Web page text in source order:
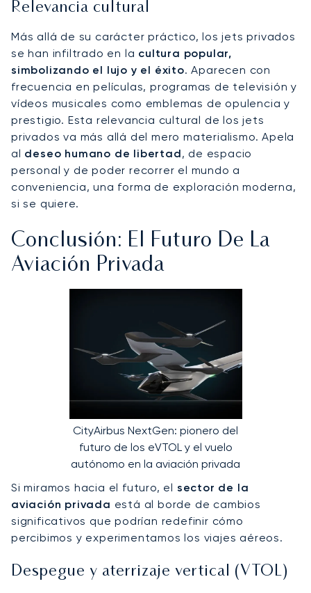
Relevancia cultural
Más allá de su carácter práctico, los jets privados
se han infiltrado en la cultura popular,
simbolizando el lujo y el éxito. Aparecen con
frecuencia en películas, programas de televisión y
vídeos musicales como emblemas de opulencia y
prestigio. Esta relevancia cultural de los jets
privados va más allá del mero materialismo. Apela
al deseo humano de libertad, de espacio
personal y de poder recorrer el mundo a
conveniencia, una forma de exploración moderna,
si se quiere.
Conclusión: El Futuro De La
Aviación Privada
CityAirbus NextGen: pionero del
futuro de los eVTOL y el vuelo
autónomo en la aviación privada
Si miramos hacia el futuro, el sector de la
aviación privada está al borde de cambios
significativos que podrían redefinir cómo
percibimos y experimentamos los viajes aéreos.
Despegue y aterrizaje vertical (VTOL)